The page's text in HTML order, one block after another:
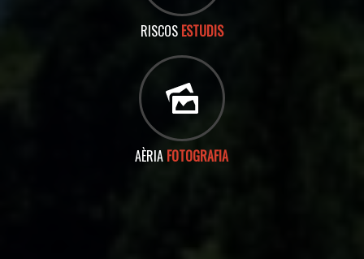
RISCOS ESTUDIS
AÈRIA FOTOGRAFIA